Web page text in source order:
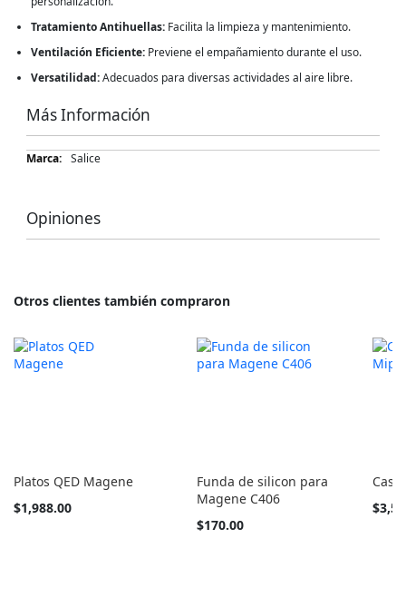
Tratamiento Antihuellas: Facilita la limpieza y mantenimiento.
Ventilación Eficiente: Previene el empañamiento durante el uso.
Versatilidad:Adecuados para diversas actividades al aire libre.
Más Información
Más
Salice
Opiniones
Otros clientes también compraron
Platos QED Magene
Tan
$1,988.00
Funda de silicon para
Magene C406
$170.00
Tan